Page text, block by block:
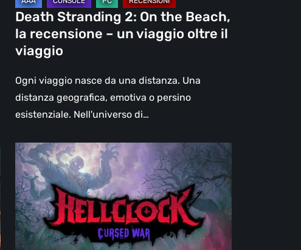
un
viaggio
oltre
il
viaggio
Death Stranding 2: On the Beach,
la recensione – un viaggio oltre il
viaggio
Ogni viaggio nasce da una distanza. Una
distanza geografica, emotiva o persino
esistenziale. Nell'universo di…
Hell
Clock:
Cursed
War
–
recensione: